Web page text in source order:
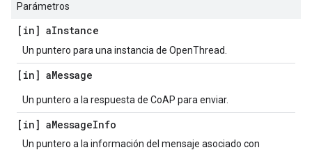
Parámetros
[in] aInstance
Un puntero para una instancia de OpenThread.
[in] aMessage
Un puntero a la respuesta de CoAP para enviar.
[in] aMessageInfo
Un puntero a la información del mensaje asociado con